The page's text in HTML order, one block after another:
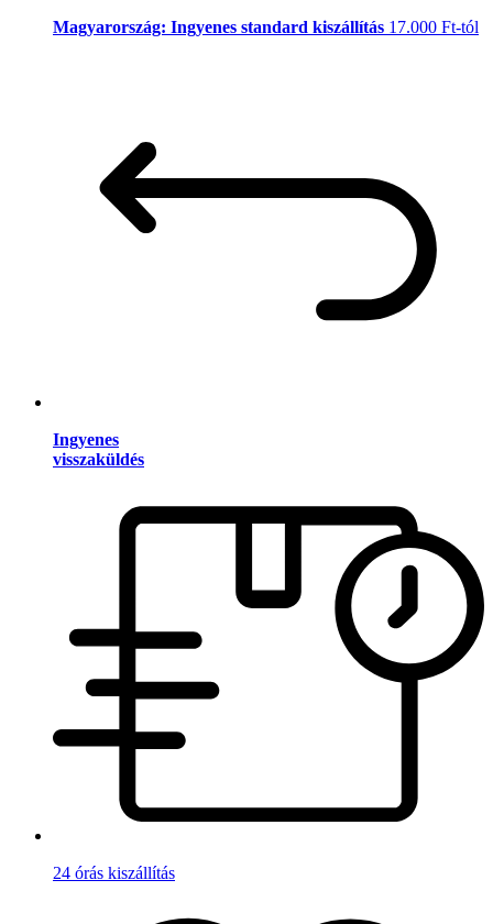
Magyarország: Ingyenes standard kiszállítás 17.000 Ft-tól
Ingyenes
visszaküldés
24 órás kiszállítás